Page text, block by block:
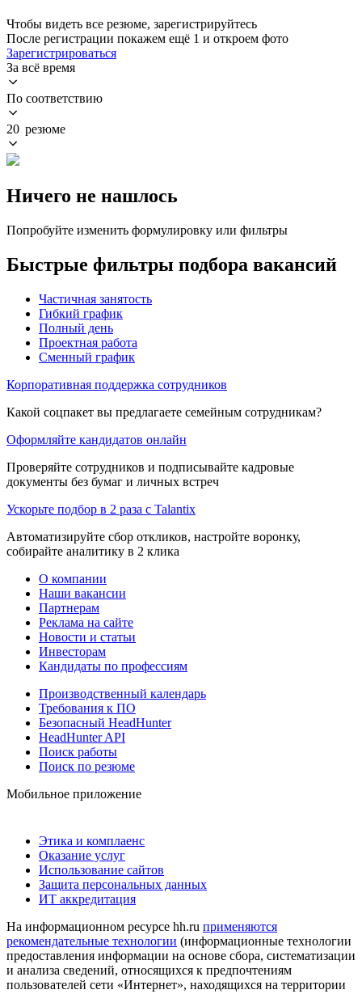
Чтобы видеть все резюме, зарегистрируйтесь
После регистрации покажем ещё 1 и откроем фото
Зарегистрироваться
За всё время
По соответствию
20 резюме
Ничего не нашлось
Попробуйте изменить формулировку или фильтры
Быстрые фильтры подбора вакансий
Частичная занятость
Гибкий график
Полный день
Проектная работа
Сменный график
Корпоративная поддержка сотрудников
Какой соцпакет вы предлагаете семейным сотрудникам?
Оформляйте кандидатов онлайн
Проверяйте сотрудников и подписывайте кадровые
документы без бумаг и личных встреч
Ускорьте подбор в 2 раза с Talantix
Автоматизируйте сбор откликов, настройте воронку,
собирайте аналитику в 2 клика
О компании
Наши вакансии
Партнерам
Реклама на сайте
Новости и статьи
Инвесторам
Кандидаты по профессиям
Производственный календарь
Требования к ПО
Безопасный HeadHunter
HeadHunter API
Поиск работы
Поиск по резюме
Мобильное приложение
Этика и комплаенс
Оказание услуг
Использование сайтов
Защита персональных данных
ИТ аккредитация
На информационном ресурсе hh.ru применяются
рекомендательные технологии (информационные технологии
предоставления информации на основе сбора, систематизации
и анализа сведений, относящихся к предпочтениям
пользователей сети «Интернет», находящихся на территории